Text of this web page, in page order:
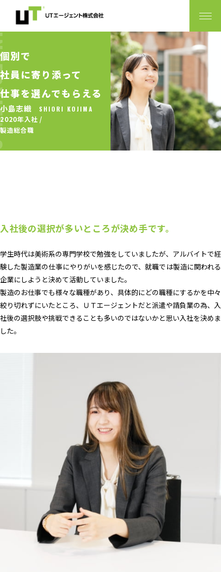
個別で
社員に寄り添って
仕事を選んでもらえる
小島志織 SHIORI KOJIMA
2020年入社 /
製造総合職
入社後の選択が多いところが決め手です。
学生時代は美術系の専門学校で勉強をしていましたが、アルバイトで経
験した製造業の仕事にやりがいを感じたので、就職では製造に関われる
企業にしようと決めて活動していました。
製造のお仕事でも様々な職種があり、具体的にどの職種にするかを中々
絞り切れずにいたところ、ＵＴエージェントだと派遣や請負業の為、入
社後の選択肢や挑戦できることも多いのではないかと思い入社を決めま
した。